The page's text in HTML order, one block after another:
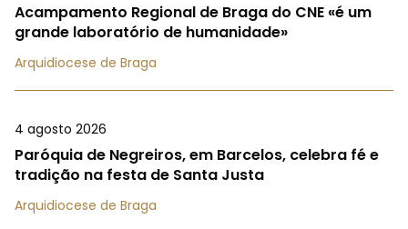
Acampamento Regional de Braga do CNE «é um
grande laboratório de humanidade»
Arquidiocese de Braga
4 agosto 2026
Paróquia de Negreiros, em Barcelos, celebra fé e
tradição na festa de Santa Justa
Arquidiocese de Braga